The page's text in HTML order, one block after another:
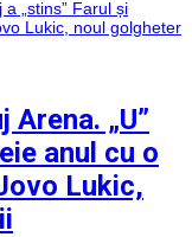
„U”
anul cu o
Lukic,